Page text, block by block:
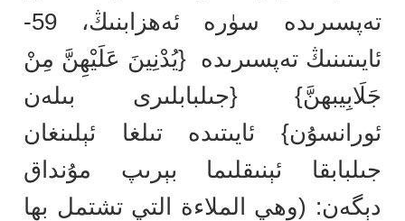
تەپسىرىدە سۈرە ئەھزابنىڭ، 59-
ئايىتىنىڭ تەپسىرىدە {يُدْنِينَ عَلَيْهِنَّ مِنْ
جَلَابِيبهنَّ} {جىلبابلىرى بىلەن
ئورانسۇن} ئايىتىدە تىلغا ئېلىنغان
جىلبابقا ئېنىقلىما بېرىپ مۇنداق
دېگەن: (وهي الملاءة التي تشتمل بها